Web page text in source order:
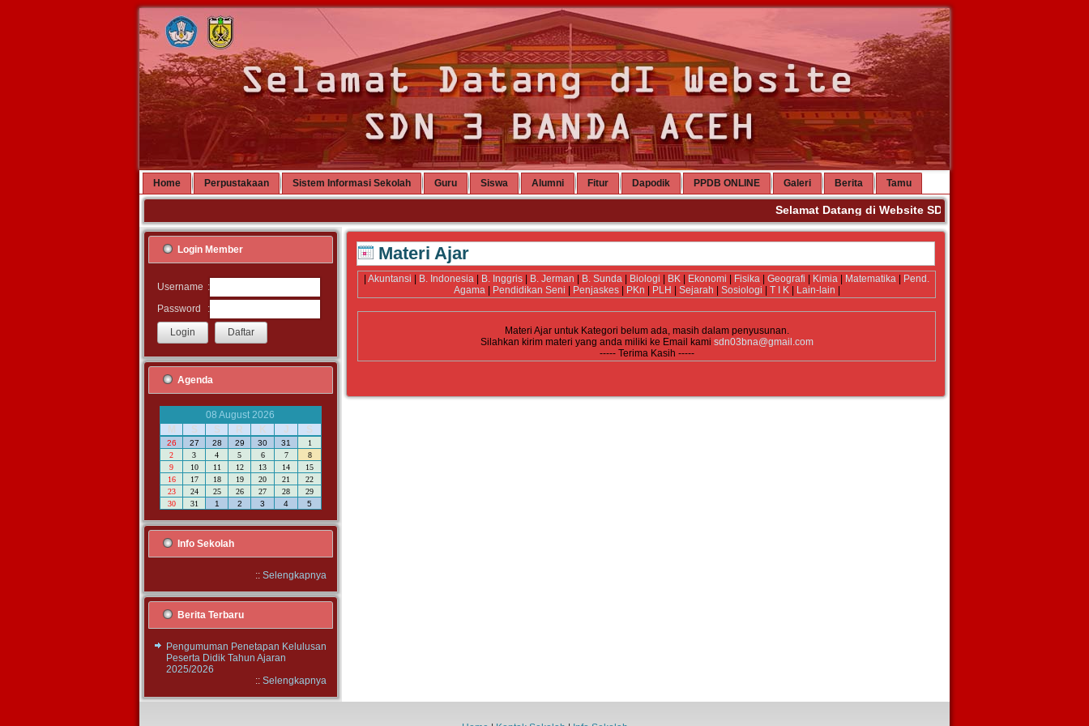
Home Perpustakaan Sistem Informasi Sekolah Guru Siswa Alumni Fitur Dapodik PPDB ONLINE Galeri Berita Tamu
Selamat Datang di Website SDN 3 Banda Aceh. Terima
Login Member
Username :
Password
:
Agenda
08 August 2026
M
S S R K J S
26 27 28 29 30 31
1
2
3 4 5 6 7
8
9
10 11 12 13 14
15
16
17 18 19 20 21
22
23
24 25 26 27 28
29
30
31 1 2 3 4 5
Info Sekolah
:: Selengkapnya
Berita Terbaru
Pengumuman Penetapan Kelulusan
Peserta Didik Tahun Ajaran
2025/2026
:: Selengkapnya
Materi Ajar
Akuntansi B. Indonesia B. Inggris B. Jerman B. Sunda Biologi BK Ekonomi Fisika Geografi Kimia Matematika
Pend.
Agama| Pendidikan Seni Penjaskes| PKn PLH Sejarah Sosiologi T I K| Lain-lain
Materi Ajar untuk Kategori belum ada, masih dalam penyusunan.
Silahkan kirim materi yang anda miliki ke Email kami sdn03bna@gmail.com
----- Terima Kasih -----